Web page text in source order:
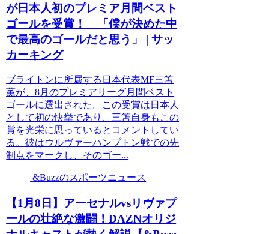
が日本人初のプレミア月間ベスト
ゴールを受賞！ 「僕が決めた中
で最高のゴールだと思う」 | サッ
カーキング
ブライトンに所属する日本代表MF三笘
薫が、8月のプレミアリーグ月間ベスト
ゴールに選出された。この受賞は日本人
として初の快挙であり、三笘自身もこの
賞を光栄に思っているとコメントしてい
る。彼はウルヴァーハンプトン戦での先
制点をマークし、そのゴー...
&Buzzのスポーツニュース
【1月8日】アーセナルvsリヴァプ
ールの壮絶な激闘！DAZNオリジ